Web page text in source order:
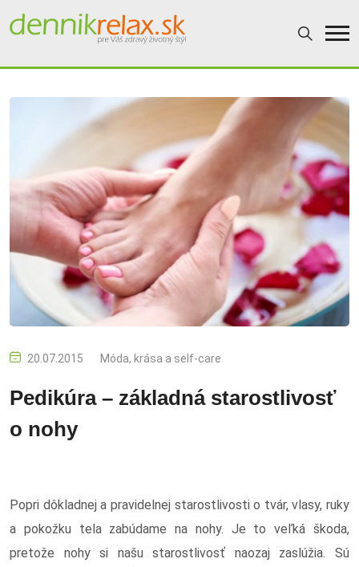
20.07.2015 Móda, krása a self-care
Pedikúra – základná starostlivosť
o nohy
Popri dôkladnej a pravidelnej starostlivosti o tvár, vlasy, ruky
a pokožku tela zabúdame na nohy. Je to veľká škoda,
pretože nohy si našu starostlivosť naozaj zaslúžia. Sú